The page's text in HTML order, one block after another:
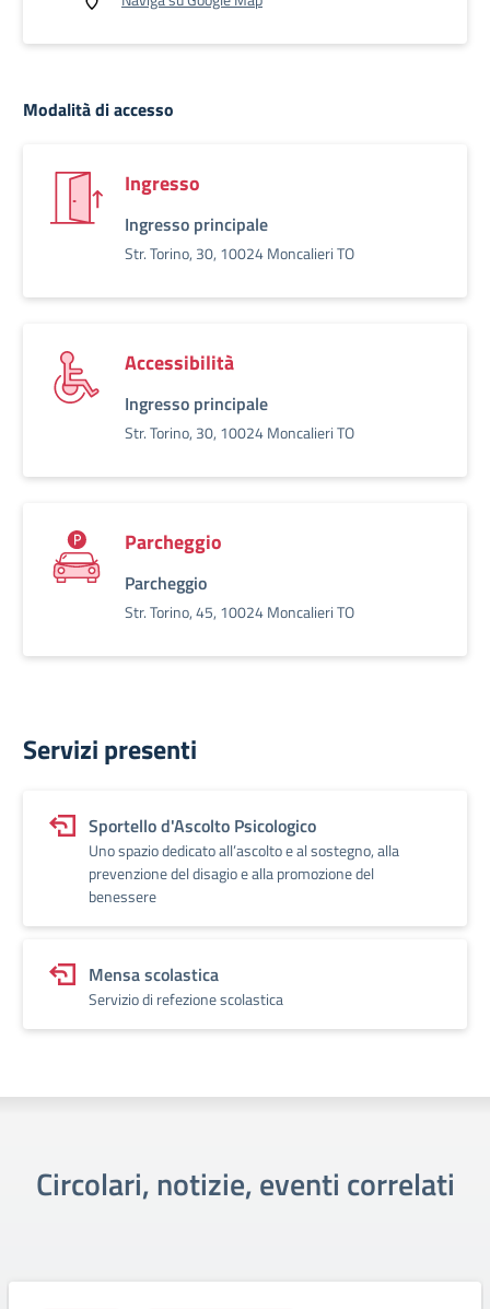
Modalità di accesso
Ingresso
Ingresso principale
Str. Torino, 30, 10024 Moncalieri TO
Accessibilità
Ingresso principale
Str. Torino, 30, 10024 Moncalieri TO
Parcheggio
Parcheggio
Str. Torino, 45, 10024 Moncalieri TO
Servizi presenti
Sportello d'Ascolto Psicologico
Uno spazio dedicato all’ascolto e al sostegno, alla
prevenzione del disagio e alla promozione del
benessere
Mensa scolastica
Servizio di refezione scolastica
Circolari, notizie, eventi correlati